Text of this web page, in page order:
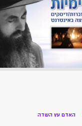
האדם עץ השדה